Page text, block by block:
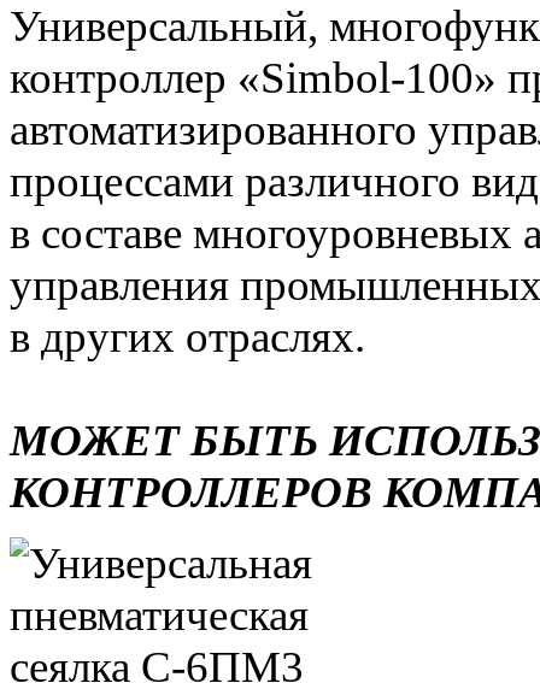
Универсальный,
контроллер «Simbol-100»
автоматизированного
процессами различного
в составе многоуровневых
управления
в других отраслях.
МОЖЕТ БЫТЬ
КОНТРОЛЛЕРОВ